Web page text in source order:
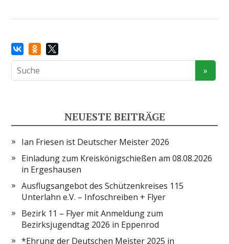
NEUESTE BEITRÄGE
Ian Friesen ist Deutscher Meister 2026
Einladung zum Kreiskönigschießen am 08.08.2026
in Ergeshausen
Ausflugsangebot des Schützenkreises 115
Unterlahn e.V. – Infoschreiben + Flyer
Bezirk 11 – Flyer mit Anmeldung zum
Bezirksjugendtag 2026 in Eppenrod
*Ehrung der Deutschen Meister 2025 in